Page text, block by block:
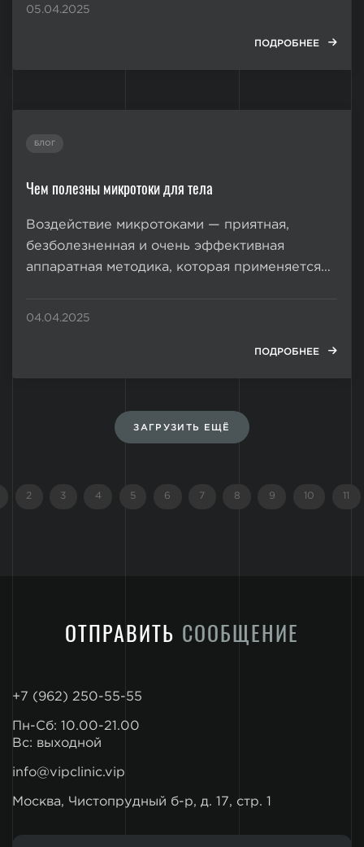
05.04.2025
ПОДРОБНЕЕ
БЛОГ
Чем полезны микротоки для тела
Воздействие микротоками — приятная,
безболезненная и очень эффективная
аппаратная методика, которая применяется
и оздоровлению организма. Как применяются
04.04.2025
ПОДРОБНЕЕ
ЗАГРУЗИТЬ ЕЩЁ
2 3 4 5 6 7 8 9 10
ОТПРАВИТЬ СООБЩЕНИЕ
+7 (962) 250-55-55
Пн-Сб: 10.00-21.00
Вс: выходной
info@vipclinic.vip
Москва, Чистопрудный б-р, д. 17, стр. 1